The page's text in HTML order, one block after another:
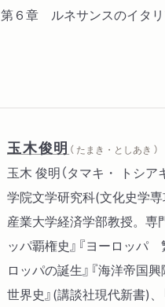
第６章 ルネサンスのイタ
玉木俊明 （ たまき・としあき ）
玉木 俊明（タマキ・ トシ
学院文学研究科(文化史学
産業大学経済学部教授。専
ッパ覇権史』『ヨーロッパ
ロッパの誕生』『海洋帝国
世界史』(講談社現代新書)、